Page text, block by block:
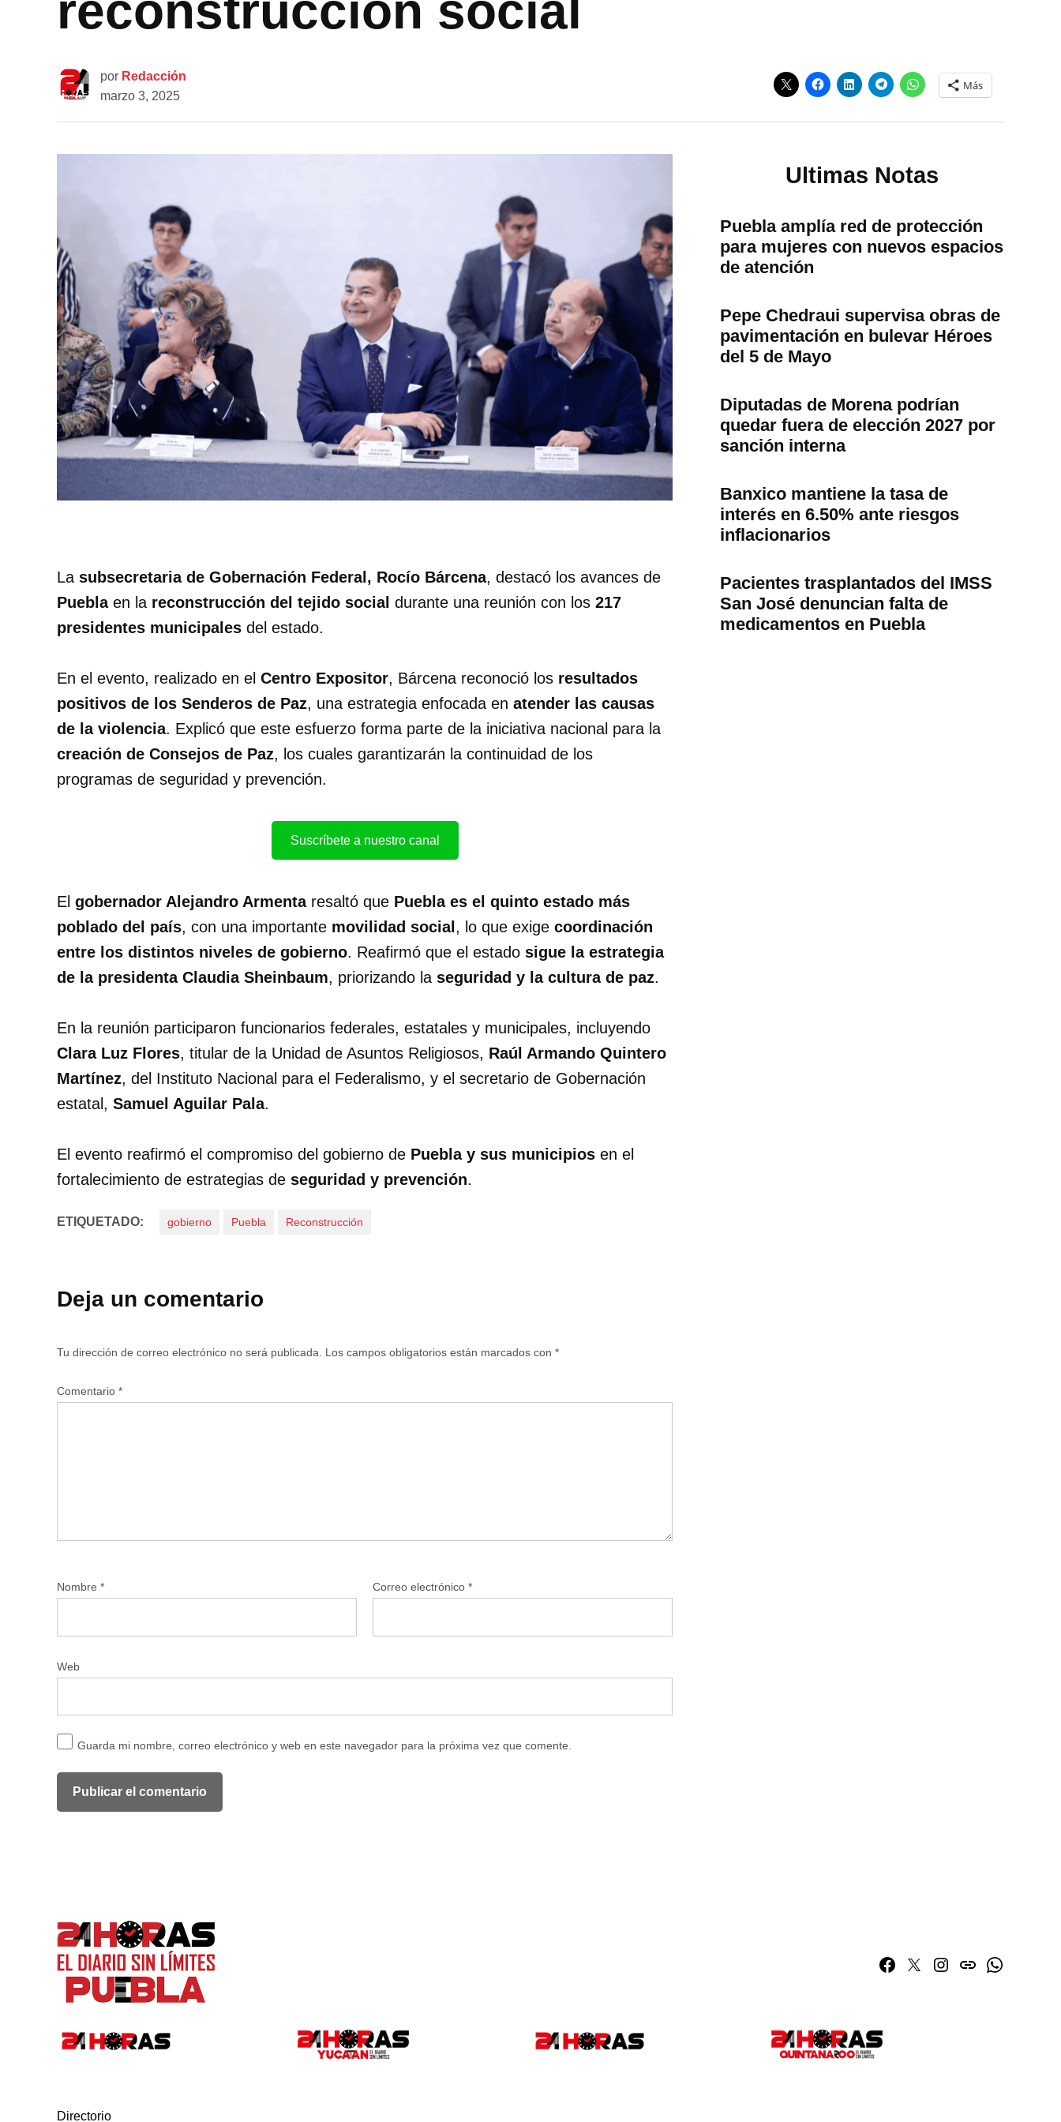
por Redacción
marzo 3, 2025
Más
La subsecretaria de Gobernación Federal, Rocío Bárcena, destacó los avances de
Pueblaen la reconstrucción del tejido social durante una reunión con los 217
presidentes municipales del estado.
En el evento, realizado en el Centro Expositor, Bárcena reconoció los resultados
positivos de los Senderos de Paz, una estrategia enfocada en atender las causas
de la violencia. Explicó que este esfuerzo forma parte de la iniciativa nacional para la
creación de Consejos de Paz, los cuales garantizarán la continuidad de los
programas de seguridad y prevención.
Suscríbete a nuestro canal
El gobernador Alejandro Armentaresaltó que Puebla es el quinto estado más
poblado del país, con una importante movilidad social , lo que exige coordinación
entre los distintos niveles de gobierno. Reafirmó que el estado sigue la estrategia
de la presidenta Claudia Sheinbaum, priorizando la seguridad y la cultura de paz.
En la reunión participaron funcionarios federales, estatales y municipales, incluyendo
Clara Luz Flores, titular de la Unidad de Asuntos Religiosos, Raúl Armando Quintero
Martínez, del Instituto Nacional para el Federalismo, y el secretario de Gobernación
estatal, Samuel Aguilar Pala.
El evento reafirmó el compromiso del gobierno de Puebla y sus municipios en el
fortalecimiento de estrategias de seguridad y prevención.
ETIQUETADO: gobierno Puebla Reconstrucción
Deja un comentario
Tu dirección de correo electrónico no será publicada. Los campos obligatorios están marcados con *
Comentario *
Nombre * Correo electrónico *
Web
Guarda mi nombre, correo electrónico y web en este navegador para la próxima vez que comente.
Ultimas Notas
Puebla amplía red de protección
para mujeres con nuevos espacios
de atención
Pepe Chedraui supervisa obras de
pavimentación en bulevar Héroes
del 5 de Mayo
Diputadas de Morena podrían
quedar fuera de elección 2027 por
sanción interna
Banxico mantiene la tasa de
interés en 6.50% ante riesgos
inflacionarios
Pacientes trasplantados del IMSS
San José denuncian falta de
medicamentos en Puebla
Facebook
TwitterInstagram
issuuWhatsapp
Directorio